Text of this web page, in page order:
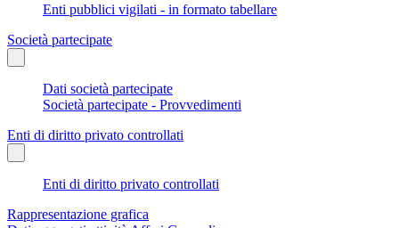
Enti pubblici vigilati - in formato tabellare
Società partecipate
Dati società partecipate
Società partecipate - Provvedimenti
Enti di diritto privato controllati
Enti di diritto privato controllati
Rappresentazione grafica